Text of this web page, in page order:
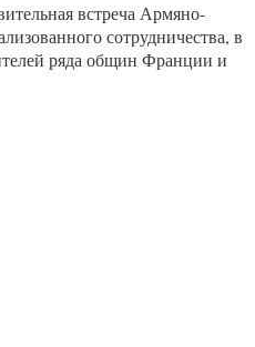
встреча Армяно-
сотрудничества, в
ряда общин Франции и